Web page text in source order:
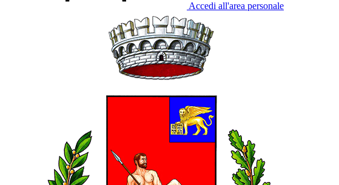
Accedi all'area personale